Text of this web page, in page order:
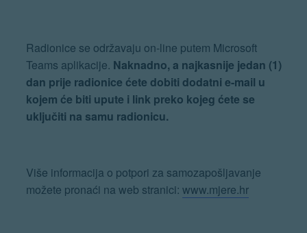
Radionice se održavaju on-line putem Microsoft
Teams aplikacije. Naknadno, a najkasnije jedan (1)
dan prije radionice ćete dobiti dodatni e-mail u
kojem će biti upute i link preko kojeg ćete se
uključiti na samu radionicu.
Više informacija o potpori za samozapošljavanje
možete pronaći na web stranici: www.mjere.hr